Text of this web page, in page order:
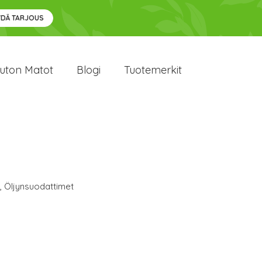
TARJOUS
Matot Blogi Tuotemerkit
, Öljynsuodattimet